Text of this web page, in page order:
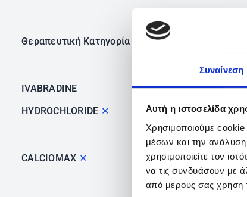
Συναίνεση
Αυτή η ιστοσελίδα
Χρησιμοποιούμε cookie
μέσων και την
χρησιμοποιείτε τον
να τις συνδυάσουν με
από μέρους σας χρήση
Θεραπευτική Κατηγορία
IVABRADINE
HYDROCHLORIDE ✕
CALCIOMAX ✕